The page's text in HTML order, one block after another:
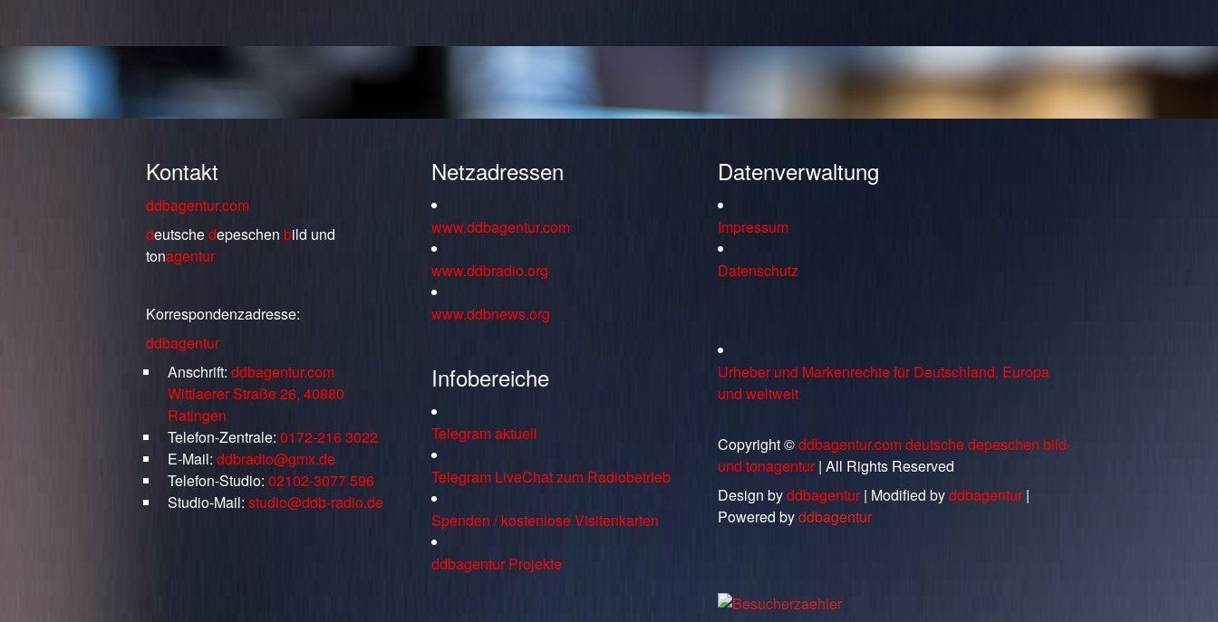
Kontakt
ddbagentur.com
deutschedepeschen bild und
tonagentur
Korrespondenzadresse:
ddbagentur
Anschrift: ddbagentur.com
Wittlaerer Straße 26, 40880
Ratingen
Telefon-Zentrale: 0172-216 3022
E-Mail: ddbradio@gmx.de
Telefon-Studio: 02102-3077 596
Studio-Mail: studio@ddb-radio.de
Netzadressen
www.ddbagentur.com
www.ddbradio.org
www.ddbnews.org
Infobereiche
Telegram aktuell
Telegram LiveChat zum Radiobetrieb
Spenden / kostenlose Visitenkarten
ddbagentur Projekte
Datenverwaltung
Impressum
Datenschutz
Urheber und Markenrechte für Deutschland, Europa
und weltweit
Copyright ©ddbagentur.com deutsche depeschen bild-
und tonagentur| All Rights Reserved
Design byddbagentur| Modified byddbagentur|
Powered byddbagentur